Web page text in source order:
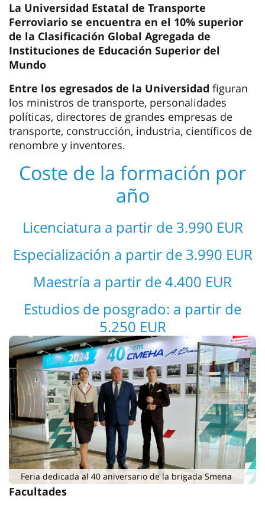
La Universidad Estatal de Transporte
Ferroviario se encuentra en el 10% superior
de la Clasificación Global Agregada de
Instituciones de Educación Superior del
Mundo
Entre los egresados de la Universidad figuran
los ministros de transporte, personalidades
políticas, directores de grandes empresas de
transporte, construcción, industria, científicos de
renombre y inventores.
Coste de la formación por
año
Licenciatura a partir de 3.990 EUR
Especialización a partir de 3.990 EUR
Maestría a partir de 4.400 EUR
Estudios de posgrado: a partir de
5.250 EUR
Feria dedicada al 40 aniversario de la brigada Smena
Facultades